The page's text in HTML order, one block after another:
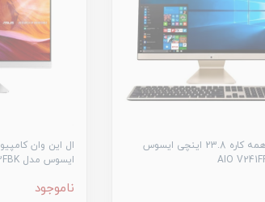
کامپیوتر همه کاره 23.8 اینچی ایسوس
ایسوس مدل AiO V222FBK
ناموجود